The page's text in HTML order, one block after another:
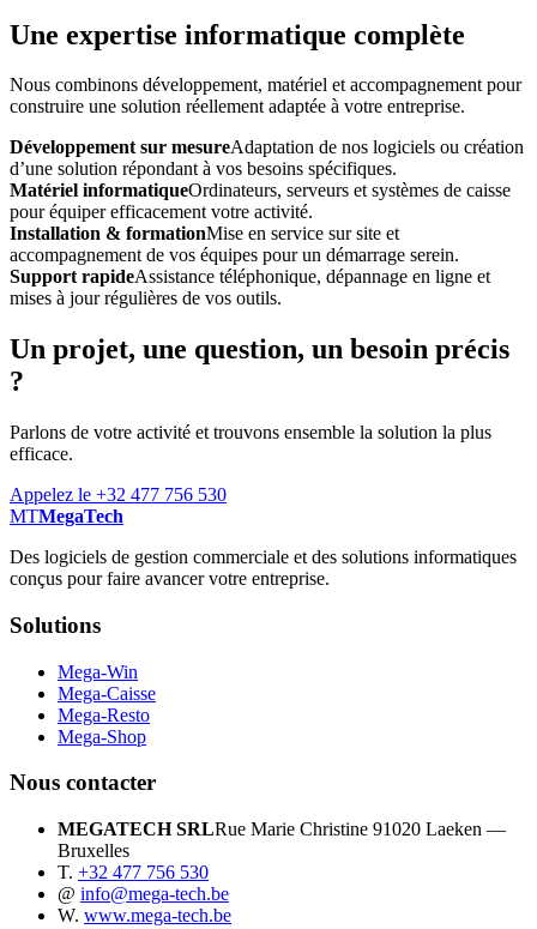
Une expertise informatique complète
Nous combinons développement, matériel et accompagnement pour
construire une solution réellement adaptée à votre entreprise.
Développement sur mesureAdaptation de nos logiciels ou création
d’une solution répondant à vos besoins spécifiques.
Matériel informatiqueOrdinateurs, serveurs et systèmes de caisse
pour équiper efficacement votre activité.
Installation & formationMise en service sur site et
accompagnement de vos équipes pour un démarrage serein.
Support rapideAssistance téléphonique, dépannage en ligne et
mises à jour régulières de vos outils.
Un projet, une question, un besoin précis
?
Parlons de votre activité et trouvons ensemble la solution la plus
efficace.
Appelez le +32 477 756 530
MTMegaTech
Des logiciels de gestion commerciale et des solutions informatiques
conçus pour faire avancer votre entreprise.
Solutions
Mega-Win
Mega-Caisse
Mega-Resto
Mega-Shop
Nous contacter
MEGATECH SRLRue Marie Christine 91020 Laeken —
Bruxelles
T. +32 477 756 530
@ info@mega-tech.be
W. www.mega-tech.be